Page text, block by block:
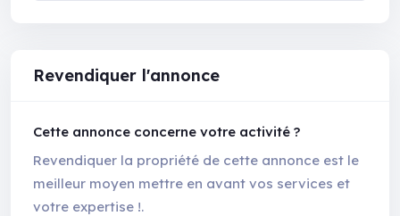
Revendiquer l'annonce
Cette annonce concerne votre activité ?
Revendiquer la propriété de cette annonce est le
meilleur moyen mettre en avant vos services et
votre expertise !.